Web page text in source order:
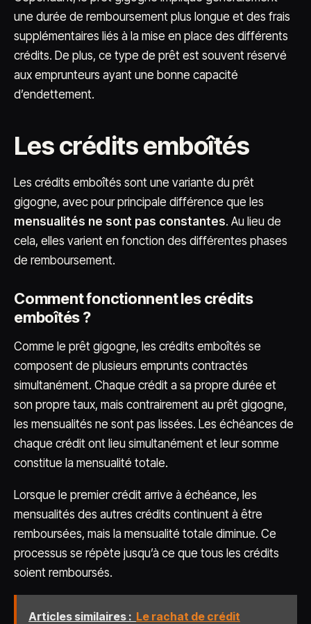
une durée de remboursement plus longue et des frais
supplémentaires liés à la mise en place des différents
crédits. De plus, ce type de prêt est souvent réservé
aux emprunteurs ayant une bonne capacité
d’endettement.
Les crédits emboîtés
Les crédits emboîtés sont une variante du prêt
gigogne, avec pour principale différence que les
mensualités ne sont pas constantes. Au lieu de
cela, elles varient en fonction des différentes phases
de remboursement.
Comment fonctionnent les crédits
emboîtés ?
Comme le prêt gigogne, les crédits emboîtés se
composent de plusieurs emprunts contractés
simultanément. Chaque crédit a sa propre durée et
son propre taux, mais contrairement au prêt gigogne,
les mensualités ne sont pas lissées. Les échéances de
chaque crédit ont lieu simultanément et leur somme
constitue la mensualité totale.
Lorsque le premier crédit arrive à échéance, les
mensualités des autres crédits continuent à être
remboursées, mais la mensualité totale diminue. Ce
processus se répète jusqu’à ce que tous les crédits
soient remboursés.
Articles similaires : Le rachat de crédit